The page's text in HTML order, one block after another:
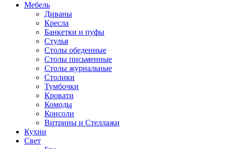
Мебель
Диваны
Кресла
Банкетки и пуфы
Стулья
Столы обеденные
Столы письменные
Столы журнальные
Столики
Тумбочки
Кровати
Комоды
Консоли
Витрины и Стеллажи
Кухни
Свет